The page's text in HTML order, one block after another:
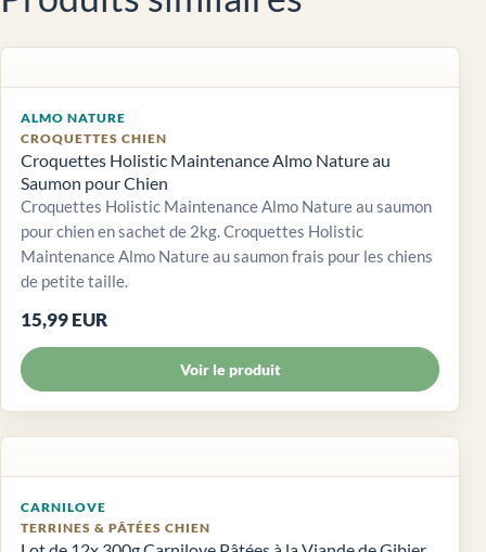
ALMO NATURE
CROQUETTES CHIEN
Croquettes Holistic Maintenance Almo Nature au
Saumon pour Chien
Croquettes Holistic Maintenance Almo Nature au saumon
pour chien en sachet de 2kg. Croquettes Holistic
Maintenance Almo Nature au saumon frais pour les chiens
de petite taille.
15,99 EUR
Voir le produit
CARNILOVE
TERRINES & PÂTÉES CHIEN